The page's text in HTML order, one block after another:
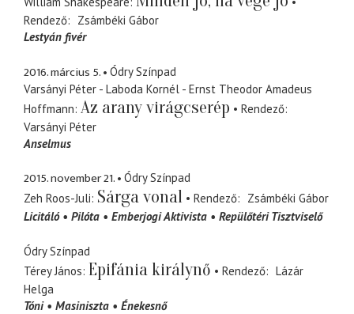
Rendező
Zsámbéki Gábor
Lestyán fivér
2016. március 5.
Ódry Színpad
Varsányi Péter - Laboda Kornél - Ernst Theodor Amadeus
Hoffmann Az arany virágcserép
Rendező
Varsányi Péter
Anselmus
2015. november 21.
Ódry Színpad
Zeh Roos-Juli Sárga vonal Rendező
Zsámbéki Gábor
Licitáló
Pilóta Emberjogi Aktivista Repülőtéri Tisztviselő
Ódry Színpad
Térey János Epifánia királynő Rendező
Lázár
Helga
Tóni
Masiniszta Énekesnő